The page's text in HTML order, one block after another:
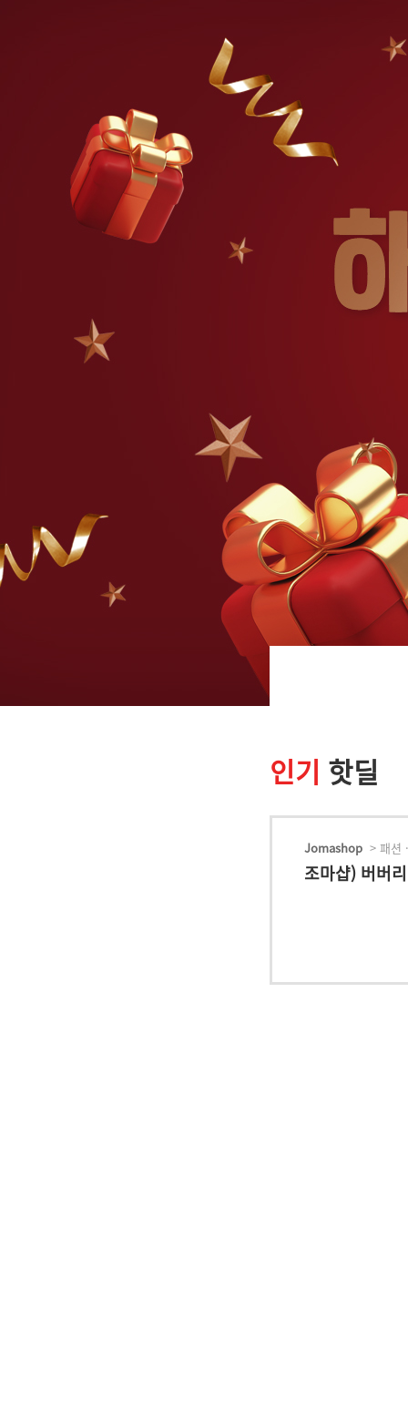
인기 핫딜
Jomashop > 패션
조마샵) 버버